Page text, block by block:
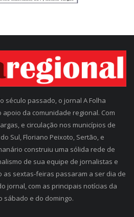
século passado, o jornal A Folha
da comunidade regional. Com
e circulação nos municípios de
Sul, Floriano Peixoto, Sertão, e
construiu uma sólida rede de
de sua equipe de jornalistas e
as sextas-feiras passaram a ser dia de
jornal, com as principais notícias da
sábado e do domingo.